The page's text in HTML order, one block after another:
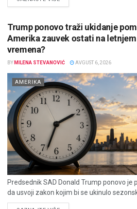
Trump ponovo traži ukidanje
Amerika zauvek ostati na
vremena?
BY MILENA STEVANOVIĆ AVGUST 6, 2026
AMERIKA
Predsednik SAD Donald Trump ponovo je
da usvoji zakon kojim bi se ukinulo